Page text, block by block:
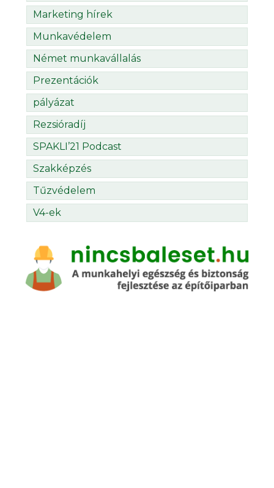
Marketing hírek
Munkavédelem
Német munkavállalás
Prezentációk
pályázat
Rezsióradíj
SPAKLI’21 Podcast
Szakképzés
Tűzvédelem
V4-ek